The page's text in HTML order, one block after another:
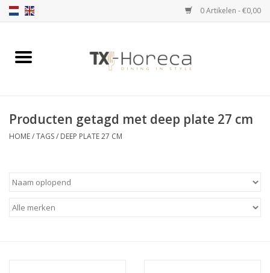
0 Artikelen - €0,00
Home
Catalogi
Producten getagd met deep plate 27 cm
HOME/TAGS/ DEEP PLATE 27 CM